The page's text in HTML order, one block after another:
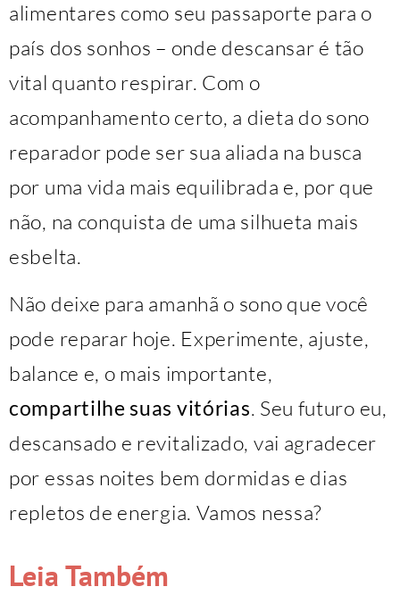
alimentares como seu passaporte para o
país dos sonhos – onde descansar é tão
vital quanto respirar. Com o
acompanhamento certo, a dieta do sono
reparador pode ser sua aliada na busca
por uma vida mais equilibrada e, por que
não, na conquista de uma silhueta mais
esbelta.
Não deixe para amanhã o sono que você
pode reparar hoje. Experimente, ajuste,
balance e, o mais importante,
compartilhe suas vitórias. Seu futuro eu,
descansado e revitalizado, vai agradecer
por essas noites bem dormidas e dias
repletos de energia. Vamos nessa?
Leia Também